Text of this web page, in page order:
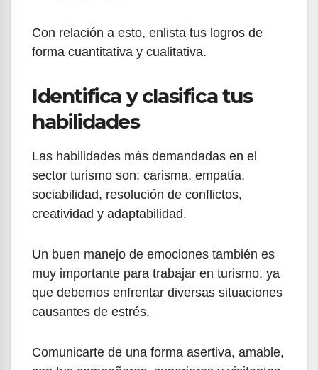
Con relación a esto, enlista tus logros de
forma cuantitativa y cualitativa.
Identifica y clasifica tus
habilidades
Las habilidades más demandadas en el
sector turismo son: carisma, empatía,
sociabilidad, resolución de conflictos,
creatividad y adaptabilidad.
Un buen manejo de emociones también es
muy importante para trabajar en turismo, ya
que debemos enfrentar diversas situaciones
causantes de estrés.
Comunicarte de una forma asertiva, amable,